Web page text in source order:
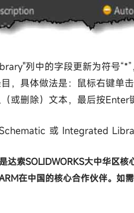
列中的字段更新为符号
，具体做法是：鼠标右键单
或删除）文本，最后按Enter
或 Integrated
达索SOLIDWORKS大中华区
在中国的核心合作伙伴。如